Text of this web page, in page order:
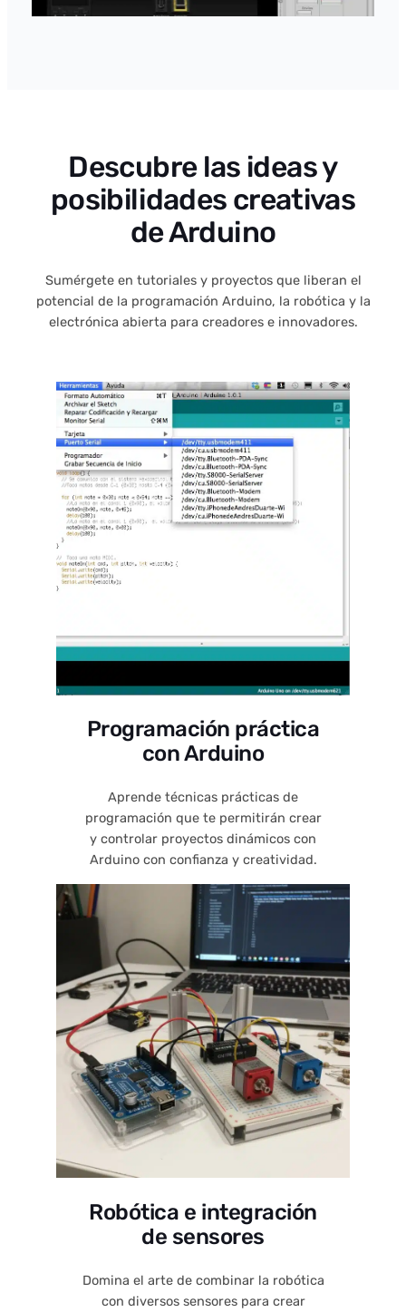
Descubre las ideas y
posibilidades creativas
de Arduino
Sumérgete en tutoriales y proyectos que liberan el
potencial de la programación Arduino, la robótica y la
electrónica abierta para creadores e innovadores.
Programación práctica
con Arduino
Aprende técnicas prácticas de
programación que te permitirán crear
y controlar proyectos dinámicos con
Arduino con confianza y creatividad.
Robótica e integración
de sensores
Domina el arte de combinar la robótica
con diversos sensores para crear